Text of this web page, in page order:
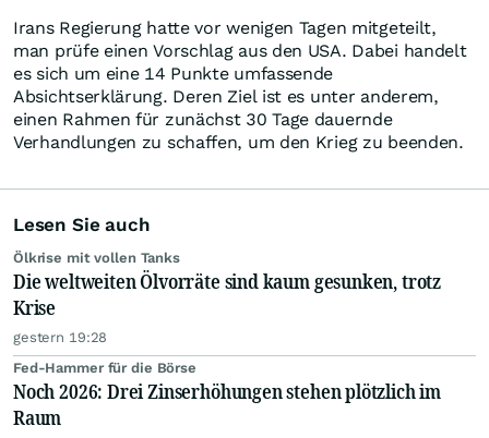
Irans Regierung hatte vor wenigen Tagen mitgeteilt,
man prüfe einen Vorschlag aus den USA. Dabei handelt
es sich um eine 14 Punkte umfassende
Absichtserklärung. Deren Ziel ist es unter anderem,
einen Rahmen für zunächst 30 Tage dauernde
Verhandlungen zu schaffen, um den Krieg zu beenden.
Lesen Sie auch
Ölkrise mit vollen Tanks
Die weltweiten Ölvorräte sind kaum gesunken, trotz
Krise
gestern 19:28
Fed-Hammer für die Börse
Noch 2026: Drei Zinserhöhungen stehen plötzlich im
Raum